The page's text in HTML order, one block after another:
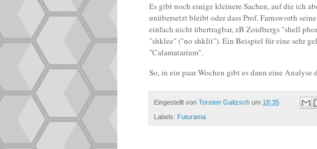
Es gibt noch einige kleinere Sachen, auf die ich
unübersetzt bleibt oder dass Prof. Farnsworth
einfach nicht übertragbar, zB Zoidbergs "shell
"shklee" ("no shklit"). Ein Beispiel für eine sehr
"Calamatarium".
So, in ein paar Wochen gibt es dann eine Analyse
Eingestellt von Torsten Gaitzsch um 18:35
Labels: Futurama